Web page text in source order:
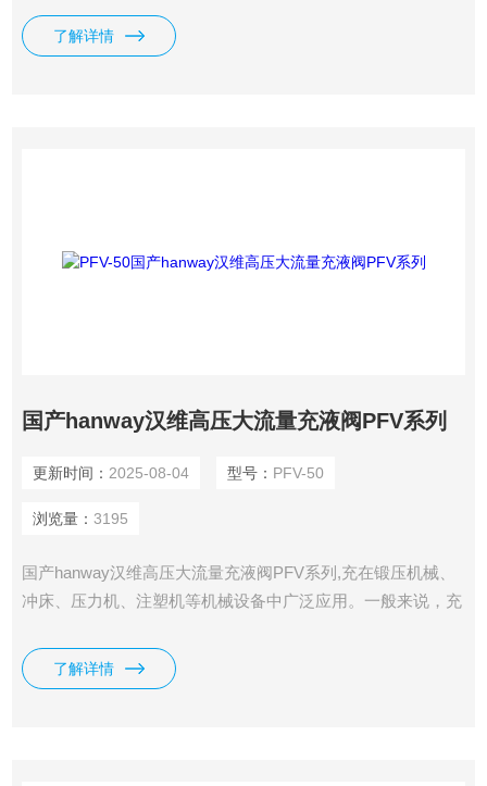
部
了解详情
国产hanway汉维高压大流量充液阀PFV系列
更新时间： 2025-08-04 型号： PFV-50
浏览量： 3195
国产hanway汉维高压大流量充液阀PFV系列,充在锻压机械、
冲床、压力机、注塑机等机械设备中广泛应用。一般来说，充
点都是液压阀在这些设备中广泛应用的原因。
了解详情